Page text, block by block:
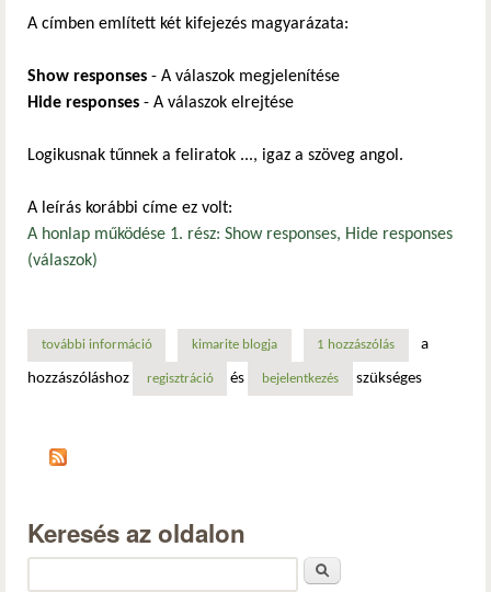
A címben említett két kifejezés magyarázata:
Show responses - A válaszok megjelenítése
Hide responses - A válaszok elrejtése
Logikusnak tűnnek a feliratok ..., igaz a szöveg angol.
A leírás korábbi címe ez volt:
A honlap működése 1. rész: Show responses, Hide responses
(válaszok)
további információa honlap működése 1. rész: válaszok megjelenítése,
kimarite blogja 1 hozzászólás a
hozzászóláshoz regisztráció és bejelentkezés szükséges
Keresés az oldalon